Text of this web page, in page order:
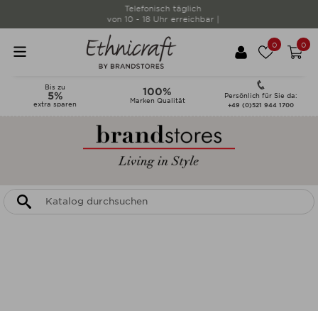
Telefonisch täglich
von 10 - 18 Uhr erreichbar |
0 0
Bis zu
5%
extra sparen
100%
Marken Qualität
Persönlich für Sie da:
+49 (0)521 944 1700